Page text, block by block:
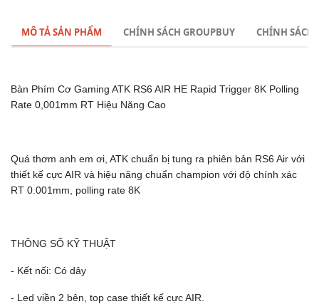
MÔ TẢ SẢN PHẨM CHÍNH SÁCH GROUPBUY CHÍNH SÁCH
Bàn Phím Cơ Gaming ATK RS6 AIR HE Rapid Trigger 8K Polling
Rate 0,001mm RT Hiệu Năng Cao
Quá thơm anh em ơi, ATK chuẩn bị tung ra phiên bản RS6 Air với
thiết kế cực AIR và hiệu năng chuẩn champion với độ chính xác
RT 0.001mm, polling rate 8K
THÔNG SỐ KỸ THUẬT
- Kết nối: Có dây
- Led viền 2 bên, top case thiết kế cực AIR.